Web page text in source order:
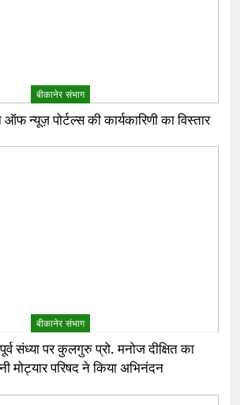
बीकानेर संभाग
न्यूज़ पोर्टल्स की कार्यकारिणी का विस्तार
बीकानेर संभाग
संध्या पर कुलगुरु प्रो. मनोज दीक्षित का
मोट्यार परिषद ने किया अभिनंदन